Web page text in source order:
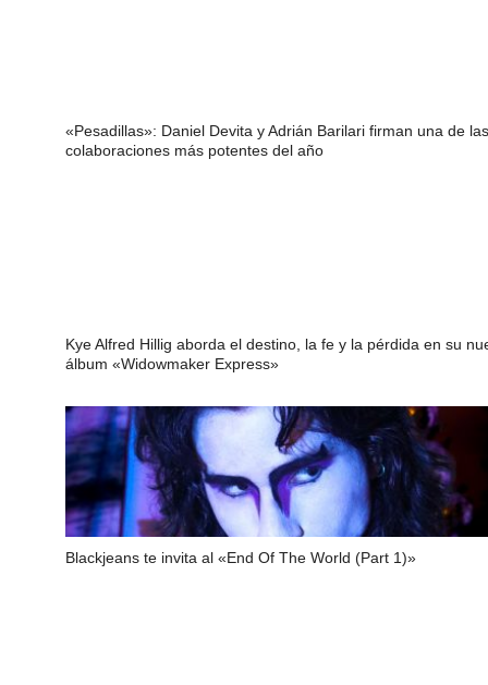
«Pesadillas»: Daniel Devita y Adrián Barilari firman una de las
colaboraciones más potentes del año
Kye Alfred Hillig aborda el destino, la fe y la pérdida en su
álbum «Widowmaker Express»
Blackjeans te invita al «End Of The World (Part 1)»